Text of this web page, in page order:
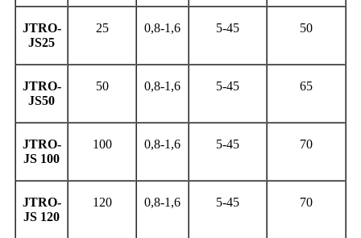
JTRO-
JS25
25 0,8-1,6 5-45 50
JTRO-
JS50
50 0,8-1,6 5-45 65
JTRO-
JS 100
100 0,8-1,6 5-45 70
JTRO-
JS 120
120 0,8-1,6 5-45 70